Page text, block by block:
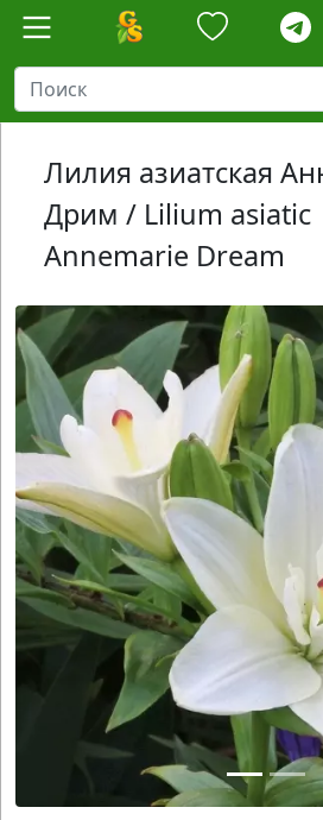
Лилия азиатская
Дрим / Lilium asiatic
Annemarie Dream